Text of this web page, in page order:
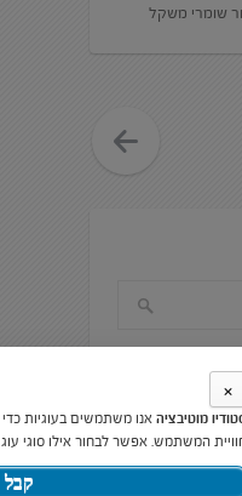
שומרי משקל
בהקדם:
×
מוטיבציה אנו משתמשים בעוגיות
המשתמש. אפשר לבחור אילו סוגי